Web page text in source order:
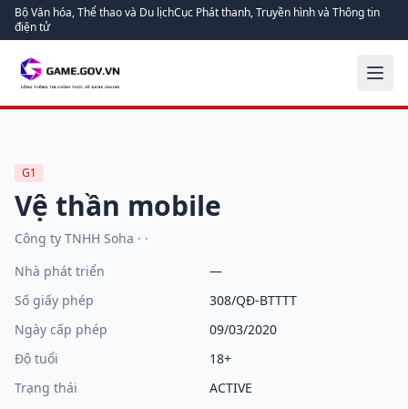
Bộ Văn hóa, Thể thao và Du lịchCục Phát thanh, Truyền hình và Thông tin
điện tử
G1
Vệ thần mobile
Công ty TNHH Soha · ·
Nhà phát triển
—
Số giấy phép
308/QĐ-BTTTT
Ngày cấp phép
09/03/2020
Độ tuổi
18+
Trạng thái
ACTIVE